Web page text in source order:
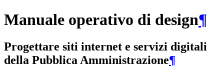
Manuale operativo di design¶
Progettare siti internet e servizi digitali
della Pubblica Amministrazione¶